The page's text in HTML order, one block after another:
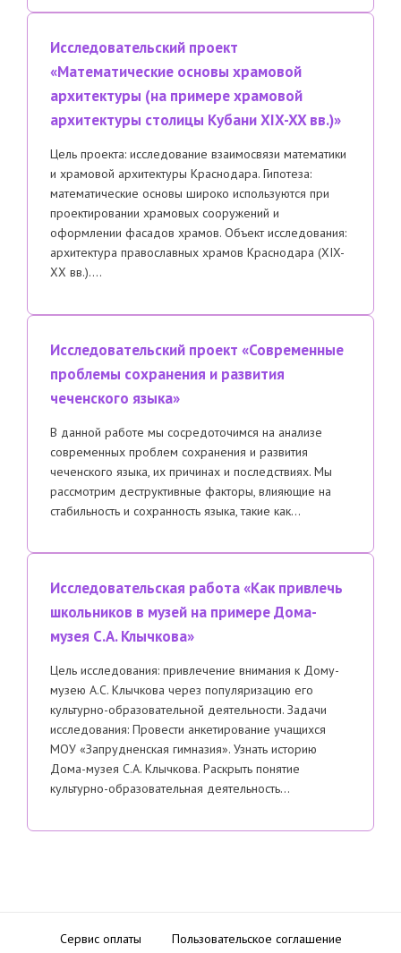
Исследовательский проект
«Математические основы храмовой
архитектуры (на примере храмовой
архитектуры столицы Кубани XIX-XX вв.)»
Цель проекта: исследование взаимосвязи математики
и храмовой архитектуры Краснодара. Гипотеза:
математические основы широко используются при
проектировании храмовых сооружений и
оформлении фасадов храмов. Объект исследования:
архитектура православных храмов Краснодара (XIX-
XX вв.)….
Исследовательский проект «Современные
проблемы сохранения и развития
чеченского языка»
В данной работе мы сосредоточимся на анализе
современных проблем сохранения и развития
чеченского языка, их причинах и последствиях. Мы
рассмотрим деструктивные факторы, влияющие на
стабильность и сохранность языка, такие как…
Исследовательская работа «Как привлечь
школьников в музей на примере Дома-
музея С.А. Клычкова»
Цель исследования: привлечение внимания к Дому-
музею А.С. Клычкова через популяризацию его
культурно-образовательной деятельности. Задачи
исследования: Провести анкетирование учащихся
МОУ «Запрудненская гимназия». Узнать историю
Дома-музея С.А. Клычкова. Раскрыть понятие
культурно-образовательная деятельность…
Сервис оплаты
Пользовательское соглашение